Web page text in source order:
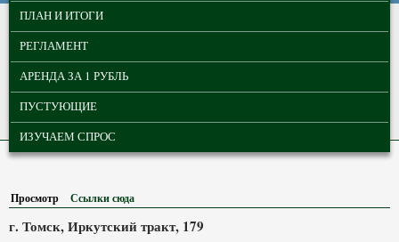
ПЛАН И ИТОГИ
РЕГЛАМЕНТ
АРЕНДА ЗА 1 РУБЛЬ
ПУСТУЮЩИЕ
ИЗУЧАЕМ СПРОС
Просмотр (активная вкладка)
Ссылки сюда
г. Томск, Иркутский тракт, 179